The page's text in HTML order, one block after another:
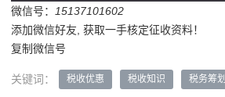
微信号： 15137101602
添加微信好友, 获取一手核定征收资料！
复制微信号
关键词： 税收优惠 税收知识 税务筹划